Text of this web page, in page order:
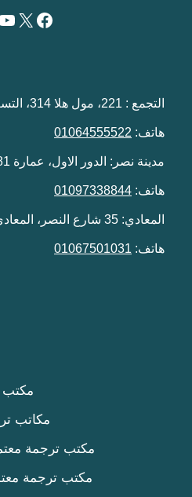
التجمع : 221، مول هلا 314، التسعين الجنوبي.
هاتف: 01064555522
مدينة نصر: الدور الاول، عمارة 81 طريق النصر.
هاتف: 01097338844
المعادي: 35 شارع النصر، المعادي.
هاتف: 01067501031
مكتب
مكاتب
مكتب ترجمة
مكتب ترجمة